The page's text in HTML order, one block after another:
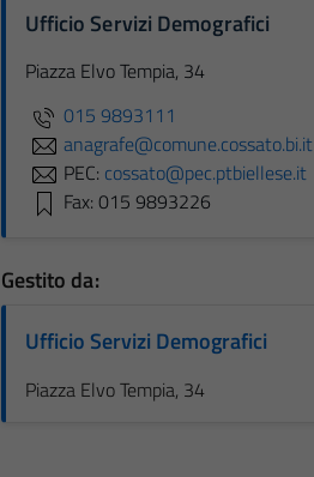
Ufficio Servizi Demografici
Piazza Elvo Tempia, 34
015 9893111
anagrafe@comune.cossato.bi.it
PEC: cossato@pec.ptbiellese.it
Fax: 015 9893226
Gestito da:
Ufficio Servizi Demografici
Piazza Elvo Tempia, 34